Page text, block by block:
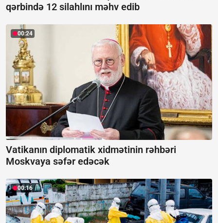
qərbində 12 silahlını məhv edib
00:24
Vatikanın diplomatik xidmətinin rəhbəri
Moskvaya səfər edəcək
00:16